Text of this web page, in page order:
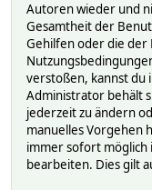
Autoren wieder und
Gesamtheit der
Gehilfen oder die der
verstoßen, kannst du
Administrator behält
jederzeit zu ändern
manuelles Vorgehen
immer sofort
bearbeiten. Dies gilt